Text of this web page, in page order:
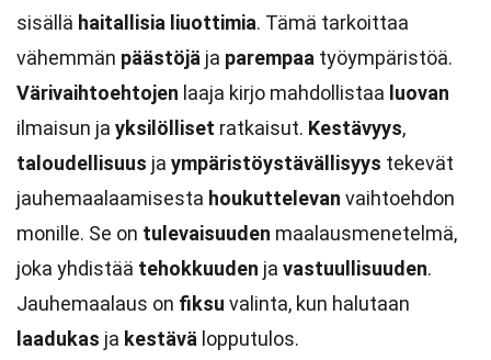
sisällä haitallisia liuottimia. Tämä tarkoittaa
vähemmän päästöjä ja parempaa työympäristöä.
Värivaihtoehtojen laaja kirjo mahdollistaa luovan
ilmaisun ja yksilölliset ratkaisut. Kestävyys,
taloudellisuus ja ympäristöystävällisyys tekevät
jauhemaalaamisesta houkuttelevan vaihtoehdon
monille. Se on tulevaisuuden maalausmenetelmä,
joka yhdistää tehokkuuden ja vastuullisuuden.
Jauhemaalaus on fiksu valinta, kun halutaan
laadukas ja kestävä lopputulos.